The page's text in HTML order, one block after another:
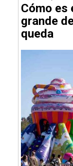
Cómo es
grande
queda